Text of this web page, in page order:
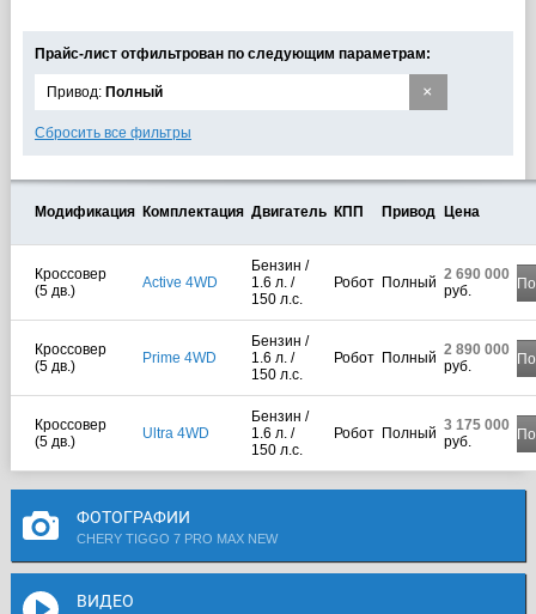
Прайс-лист отфильтрован по следующим параметрам:
×
Привод: Полный
Сбросить все фильтры
Модификация Комплектация Двигатель КПП Привод Цена
Кроссовер
(5 дв.)
Active 4WD
Бензин /
1.6 л. /
150 л.с.
Робот Полный 2 690 000
руб.
Кроссовер
(5 дв.)
Prime 4WD
Бензин /
1.6 л. /
150 л.с.
Робот Полный 2 890 000
руб.
Кроссовер
(5 дв.)
Ultra 4WD
Бензин /
1.6 л. /
150 л.с.
Робот Полный 3 175 000
руб.
ФОТОГРАФИИ
CHERY TIGGO 7 PRO MAX NEW
ВИДЕО